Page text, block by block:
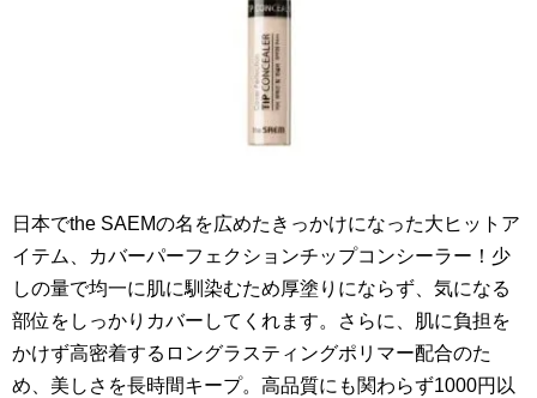
日本でthe SAEMの名を広めたきっかけになった大ヒットア
イテム、カバーパーフェクションチップコンシーラー！少
しの量で均一に肌に馴染むため厚塗りにならず、気になる
部位をしっかりカバーしてくれます。さらに、肌に負担を
かけず高密着するロングラスティングポリマー配合のた
め、美しさを長時間キープ。高品質にも関わらず1000円以